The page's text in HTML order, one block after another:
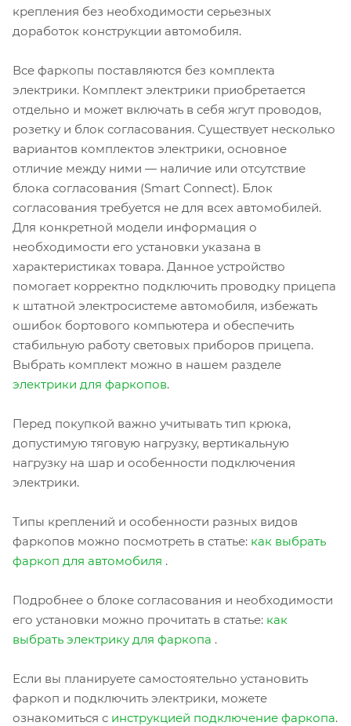
крепления без необходимости серьезных
доработок конструкции автомобиля.
Все фаркопы поставляются без комплекта
электрики. Комплект электрики приобретается
отдельно и может включать в себя жгут проводов,
розетку и блок согласования. Существует несколько
вариантов комплектов электрики, основное
отличие между ними — наличие или отсутствие
блока согласования (Smart Connect). Блок
согласования требуется не для всех автомобилей.
Для конкретной модели информация о
необходимости его установки указана в
характеристиках товара. Данное устройство
помогает корректно подключить проводку прицепа
к штатной электросистеме автомобиля, избежать
ошибок бортового компьютера и обеспечить
стабильную работу световых приборов прицепа.
Выбрать комплект можно в нашем разделе
электрики для фаркопов.
Перед покупкой важно учитывать тип крюка,
допустимую тяговую нагрузку, вертикальную
нагрузку на шар и особенности подключения
электрики.
Типы креплений и особенности разных видов
фаркопов можно посмотреть в статье: как выбрать
фаркоп для автомобиля .
Подробнее о блоке согласования и необходимости
его установки можно прочитать в статье: как
выбрать электрику для фаркопа .
Если вы планируете самостоятельно установить
фаркоп и подключить электрики, можете
ознакомиться с инструкцией подключение фаркопа.